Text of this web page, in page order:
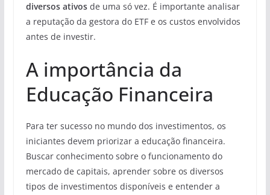
diversos ativosde uma só vez. É importante analisar
a reputação da gestora do ETF e os custos envolvidos
antes de investir.
A importância da
Educação Financeira
Para ter sucesso no mundo dos investimentos, os
iniciantes devem priorizar a educação financeira.
Buscar conhecimento sobre o funcionamento do
mercado de capitais, aprender sobre os diversos
tipos de investimentos disponíveis e entender a